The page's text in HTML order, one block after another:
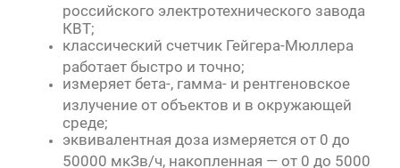
российского электротехнического завода
КВТ;
классический счетчик Гейгера-Мюллера
работает быстро и точно;
измеряет бета-, гамма- и рентгеновское
излучение от объектов и в окружающей
среде;
эквивалентная доза измеряется от 0 до
50000 мкЗв/ч, накопленная — от 0 до 5000